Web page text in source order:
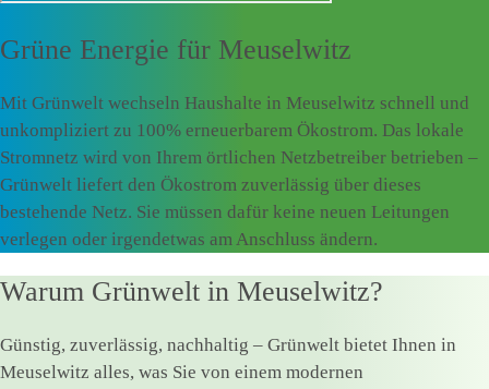
Grüne Energie für Meuselwitz
Mit Grünwelt wechseln Haushalte in Meuselwitz schnell und
unkompliziert zu 100% erneuerbarem Ökostrom. Das lokale
Stromnetz wird von Ihrem örtlichen Netzbetreiber betrieben –
Grünwelt liefert den Ökostrom zuverlässig über dieses
bestehende Netz. Sie müssen dafür keine neuen Leitungen
verlegen oder irgendetwas am Anschluss ändern.
Warum Grünwelt in Meuselwitz?
Günstig, zuverlässig, nachhaltig – Grünwelt bietet Ihnen in
Meuselwitz alles, was Sie von einem modernen